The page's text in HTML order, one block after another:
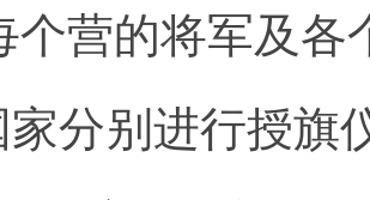
个营的将军及
分别进行授旗